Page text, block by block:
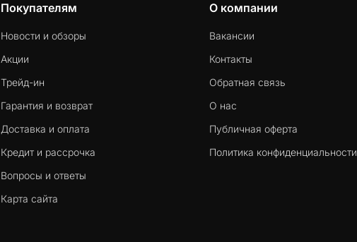
Покупателям
Новости и обзоры
Акции
Трейд-ин
Гарантия и возврат
Доставка и оплата
Кредит и рассрочка
Вопросы и ответы
Карта сайта
О компании
Вакансии
Контакты
Обратная связь
О нас
Публичная оферта
Политика конфиденциальности